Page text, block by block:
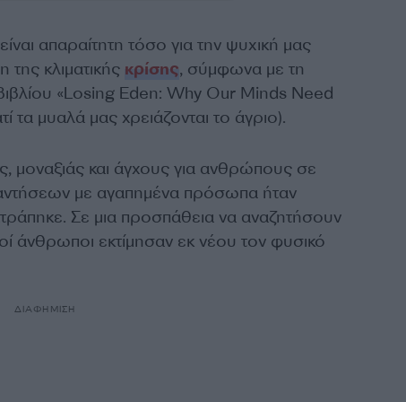
απαραίτητη τόσο για την ψυχική μας
της κλιματικής κρίσης, σύμφωνα με τη
«Losing Eden: Why Our Minds Need
τα μυαλά μας χρειάζονται το άγριο).
μοναξιάς και άγχους για ανθρώπους σε
με αγαπημένα πρόσωπα ήταν
Σε μια προσπάθεια να αναζητήσουν
άνθρωποι εκτίμησαν εκ νέου τον φυσικό
ΔΙΑΦΗΜΙΣΗ